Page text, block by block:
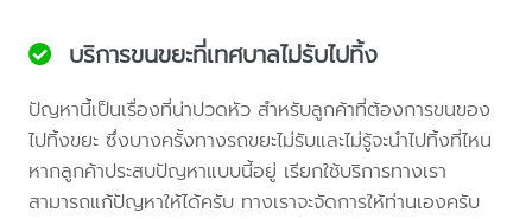
บริการขนขยะที่เทศบาลไม่รับไปทิ้ง
ปัญหานี้เป็นเรื่องที่น่าปวดหัว สำหรับลูกค้าที่ต้องการขนของ
ไปทิ้งขยะ ซึ่งบางครั้งทางรถขยะไม่รับและไม่รู้จะนำไปทิ้งที่ไหน
หากลูกค้าประสบปัญหาแบบนี้อยู่ เรียกใช้บริการทางเรา
สามารถแก้ปัญหาให้ได้ครับ ทางเราจะจัดการให้ท่านเองครับ